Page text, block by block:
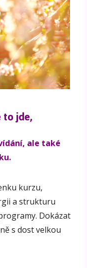
jde,
ale také
kurzu,
a strukturu
Dokázat
s dost velkou